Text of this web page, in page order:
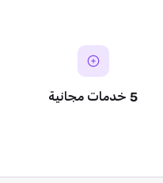
5 خدمات مجانية